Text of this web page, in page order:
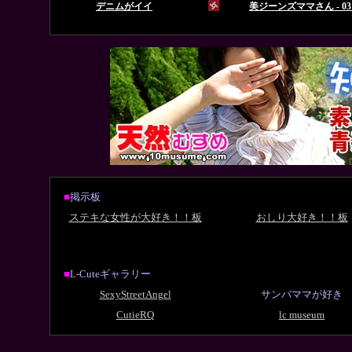
■掲示板
ステキな女性が大好き！！板
おしり大好き！！板
■L-Cuteギャラリー
SexyStreetAngel
サンバママが好き
CutieRQ
lc museum